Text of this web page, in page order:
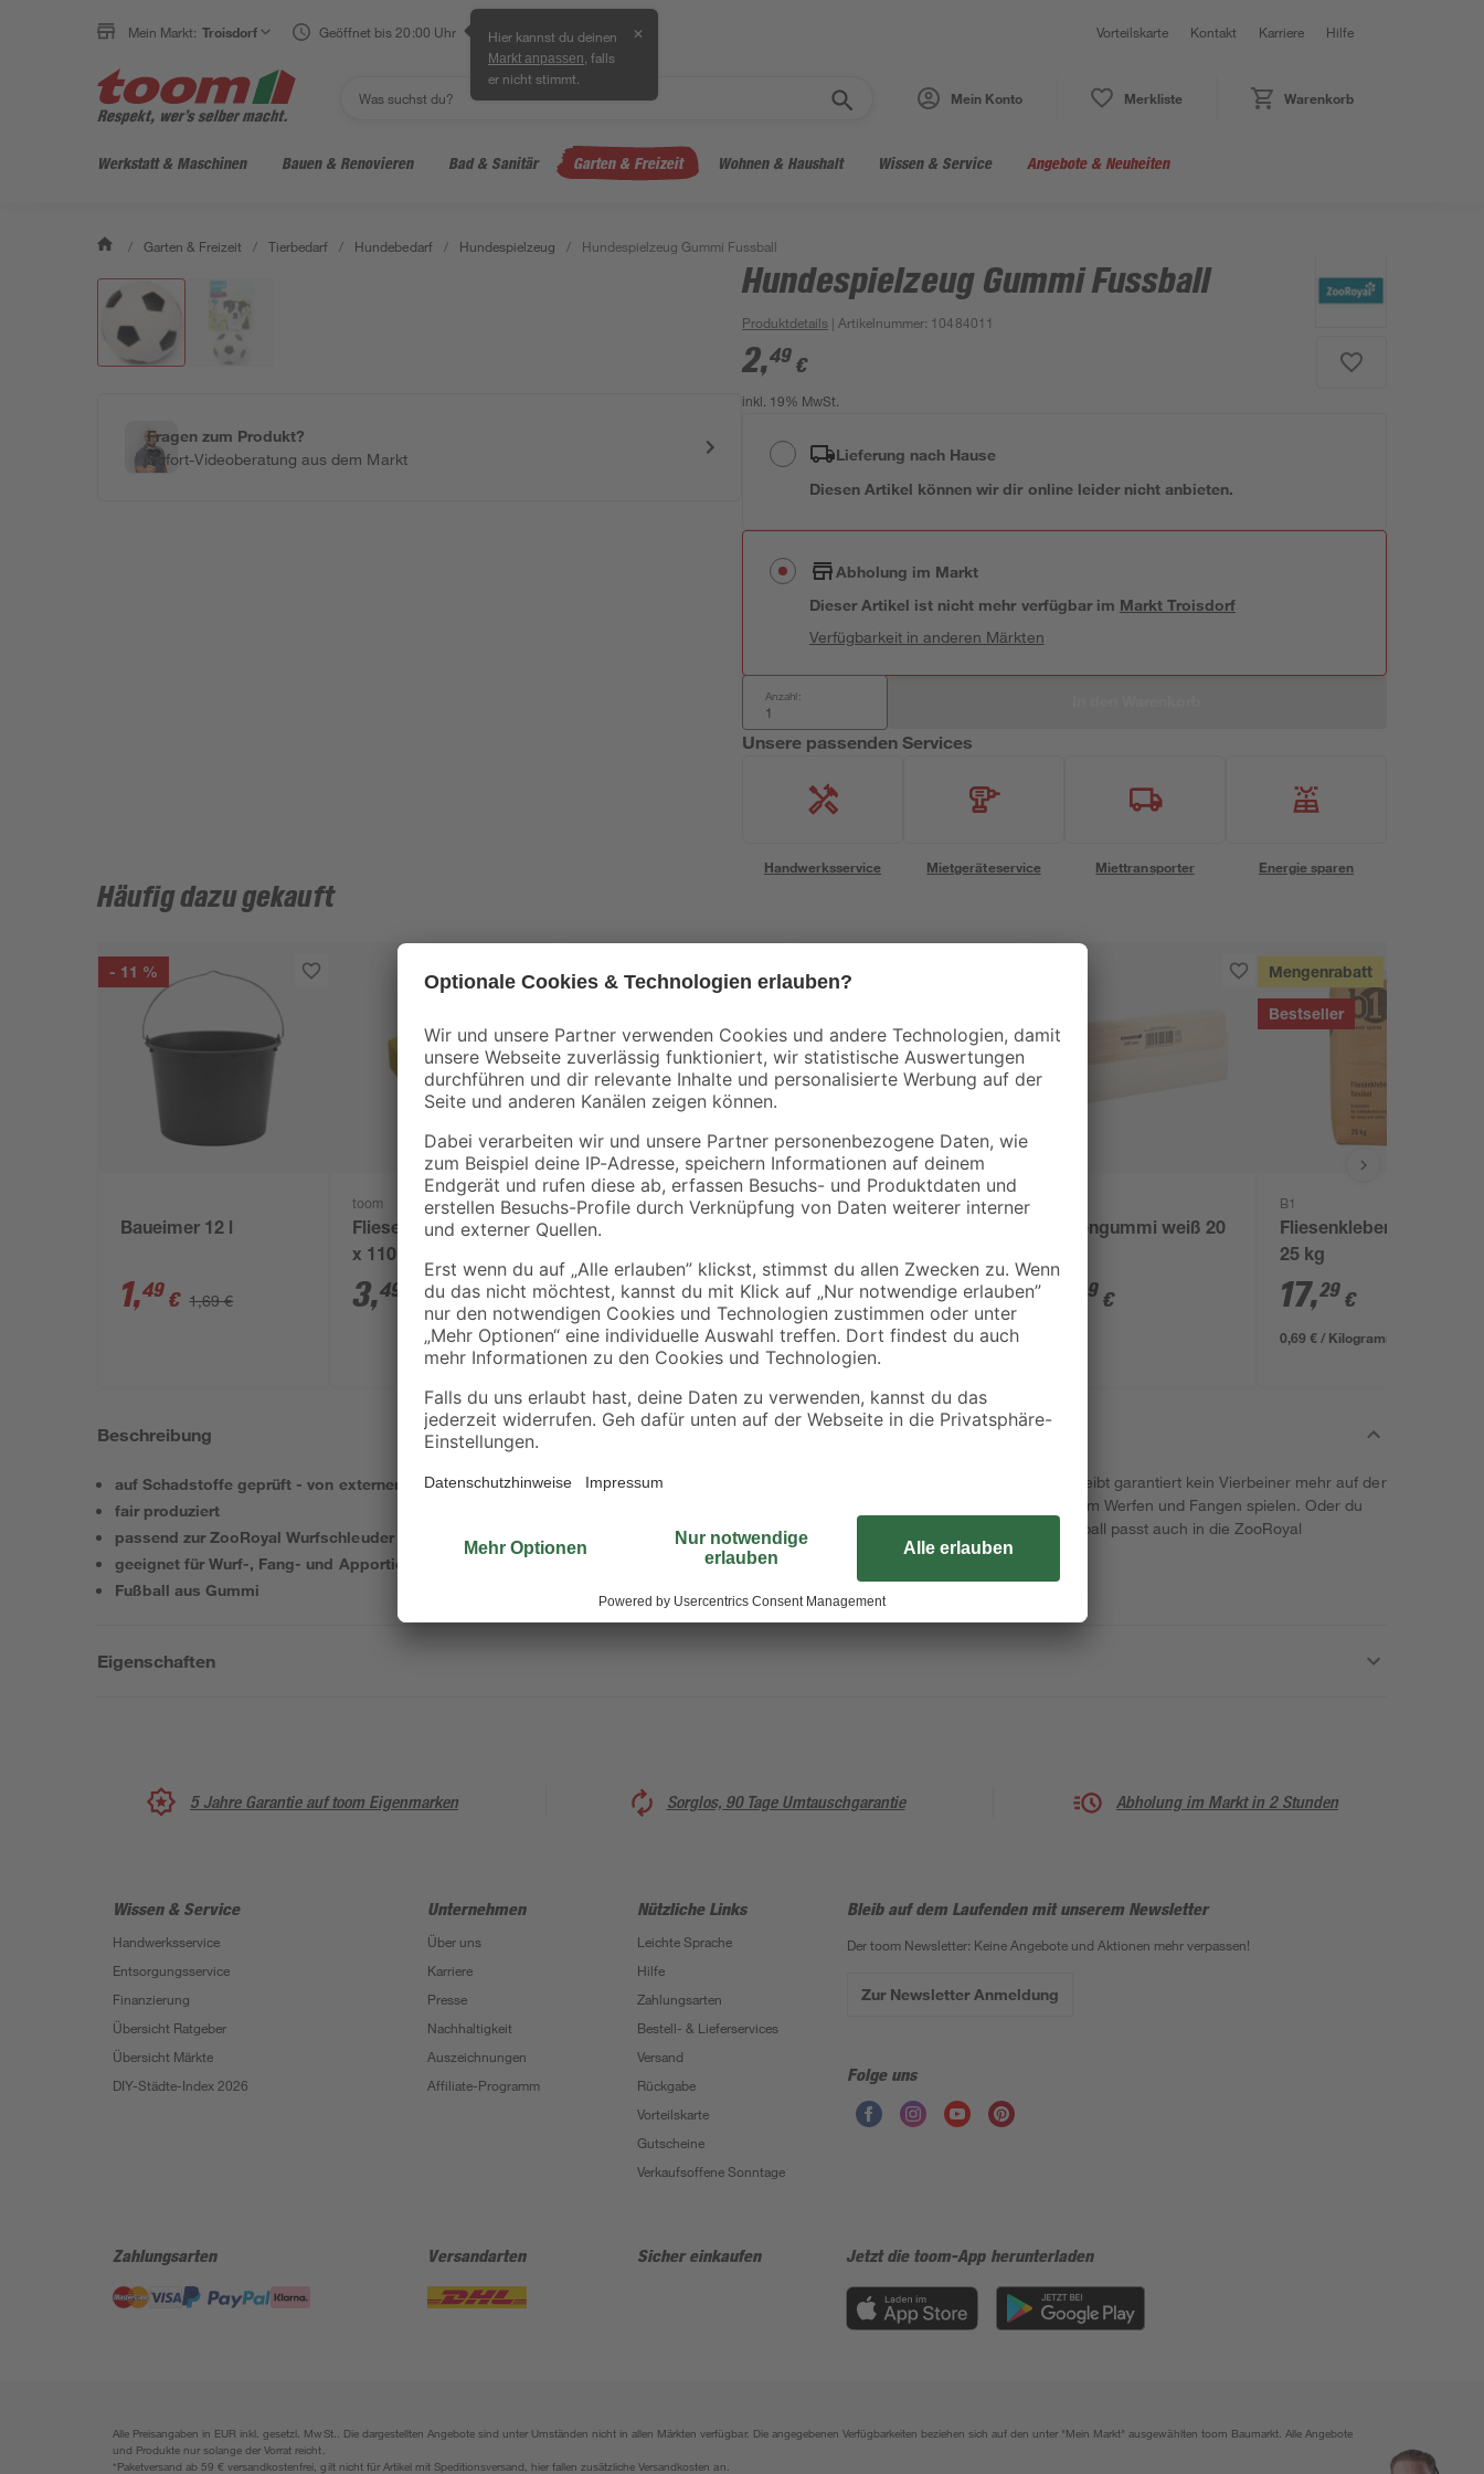
Mein Markt: Troisdorf Geöffnet bis 20:00 Uhr Hier kannst du deinen
Markt anpassen , falls
er nicht stimmt.
✕ Vorteilskarte Kontakt Karriere Hilfe
Mein Konto Merkliste Warenkorb
Werkstatt & Maschinen Bauen & Renovieren Bad & Sanitär Garten & Freizeit Wohnen & Haushalt Wissen & Service Angebote & Neuheiten
/ Garten & Freizeit / Tierbedarf / Hundebedarf / Hundespielzeug / Hundespielzeug Gummi Fussball
Fragen zum Produkt?
Sofort-Videoberatung aus dem Markt
Hundespielzeug Gummi Fussball
Produktdetails | Artikelnummer: 10484011
2,49 €
inkl. 19% MwSt.
Lieferung nach Hause
Diesen Artikel können wir dir online leider nicht anbieten.
Abholung im Markt
Dieser Artikel ist nicht mehr verfügbar im Markt Troisdorf
Verfügbarkeit in anderen Märkten
Anzahl:
Unsere passenden Services
Handwerksservice Mietgeräteservice Miettransporter Energie sparen
Häufig dazu gekauft
- 11 %
Baueimer 12 l
1,49 € 1,69 €
toom
Fliesenschwamm 165
x 110 x 65 mm
3,49
Bestseller
Knauf
Flexkleber 22 kg
25,99€
1,18 € / Kilogramm
Aktion
4,99€ 5,49 €
Fugengummi weiß 20
49 €
Mengenrabatt
Bestseller
B1
Fliesenkleber flexibel
25 kg
17,29 €
0,69 € / Kilogramm
Beschreibung
auf Schadstoffe geprüft - von externen, akkreditierten Instituten
fair produziert
passend zur ZooRoyal Wurfschleuder
geeignet für Wurf-, Fang- und Apportierspiel
Fußball aus Gummi
Mit dem ZooRoyal Gummi-Fussball für Hunde bleibt garantiert kein Vierbeiner mehr auf der
Ersatzbank sitzen. Der Gummiball eignet sich zum Werfen und Fangen spielen. Oder du
übst mit deinem Hund das Apportieren. Der Fußball passt auch in die ZooRoyal
Wurfschleuder.
Eigenschaften
5 Jahre Garantie auf toom Eigenmarken Sorglos, 90 Tage Umtauschgarantie Abholung im Markt in 2 Stunden
Wissen & Service
Handwerksservice
Entsorgungsservice
Finanzierung
Übersicht Ratgeber
Übersicht Märkte
DIY-Städte-Index 2026
Unternehmen
Über uns
Karriere
Presse
Nachhaltigkeit
Auszeichnungen
Affiliate-Programm
Nützliche Links
Leichte Sprache
Hilfe
Zahlungsarten
Bestell- & Lieferservices
Versand
Rückgabe
Vorteilskarte
Gutscheine
Verkaufsoffene Sonntage
Bleib auf dem Laufenden mit unserem Newsletter
Der toom Newsletter: Keine Angebote und Aktionen mehr verpassen!
Zur Newsletter Anmeldung
Folge uns
Zahlungsarten Versandarten Sicher einkaufen Jetzt die toom-App herunterladen
Alle Preisangaben in EUR inkl. gesetzl. MwSt.. Die dargestellten Angebote sind unter Umständen nicht in allen Märkten verfügbar. Die angegebenen Verfügbarkeiten beziehen sich auf den unter "Mein Markt" ausgewählten toom Baumarkt. Alle Angebote
und Produkte nur solange der Vorrat reicht.
*Paketversand ab 59 € versandkostenfrei, gilt nicht für Artikel mit Speditionsversand, hier fallen zusätzliche Versandkosten an.